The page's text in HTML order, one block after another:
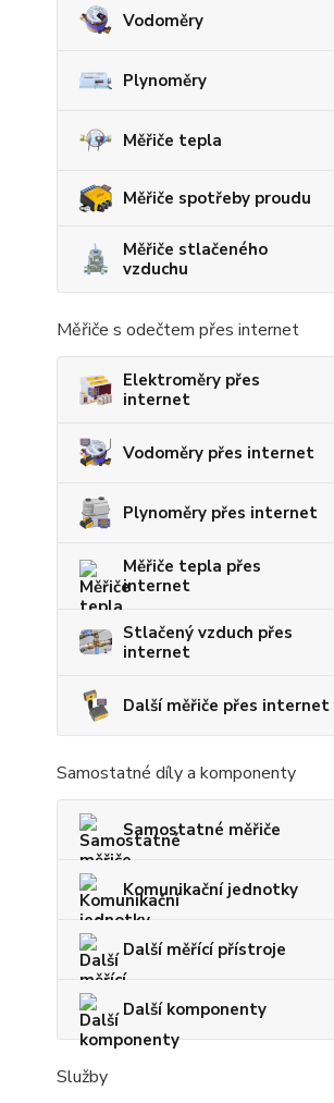
Vodoměry
Plynoměry
Měřiče tepla
Měřiče spotřeby proudu
Měřiče stlačeného
vzduchu
Měřiče s odečtem přes internet
Elektroměry přes
internet
Vodoměry přes internet
Plynoměry přes internet
Měřiče tepla přes
internet
Stlačený vzduch přes
internet
Další měřiče přes internet
Samostatné díly a komponenty
Samostatné měřiče
Komunikační jednotky
Další měřící přístroje
Další komponenty
Služby